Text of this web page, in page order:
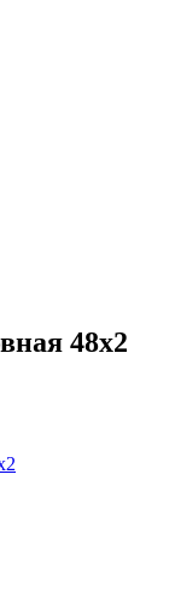
48х2